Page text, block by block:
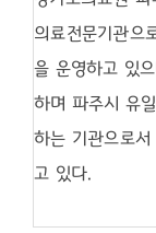
의료전문기관으
을 운영하고 있으
하며 파주시 유
하는 기관으로
고 있다.